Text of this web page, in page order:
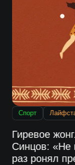
Спорт
Гиревое
Синцов: «Не
раз ронял